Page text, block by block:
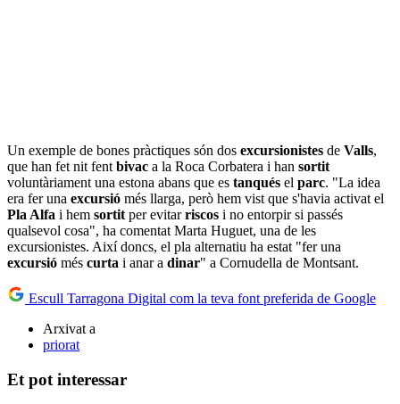
Un exemple de bones pràctiques són dos excursionistes de Valls,
que han fet nit fentbivac a la Roca Corbatera i han sortit
voluntàriament una estona abans que es tanqués el parc. "La idea
era fer una excursió més llarga, però hem vist que s'havia activat el
Pla Alfa i hem sortitper evitarriscos i no entorpir si passés
qualsevol cosa", ha comentat Marta Huguet, una de les
excursionistes. Així doncs, el pla alternatiu ha estat "fer una
excursió més curta i anar a dinar" a Cornudella de Montsant.
Escull Tarragona Digital com la teva font preferida de Google
Arxivat a
priorat
Et pot interessar